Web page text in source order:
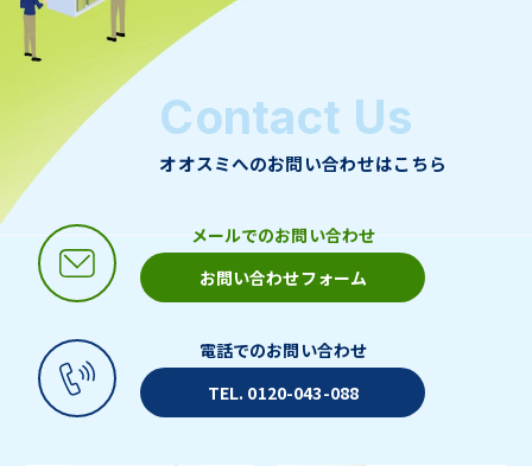
Contact Us
オオスミへのお問い合わせはこちら
メールでのお問い合わせ
お問い合わせフォーム
電話でのお問い合わせ
TEL. 0120-043-088